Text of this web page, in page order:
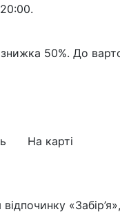
50%. До
На карті